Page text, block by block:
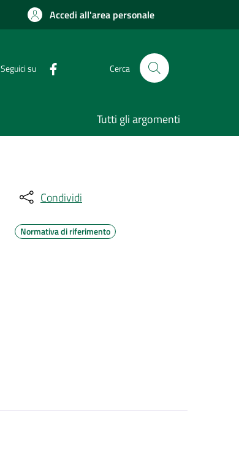
Accedi all'area personale
Seguici su Cerca
Tutti gli argomenti
Condividi
Normativa di riferimento